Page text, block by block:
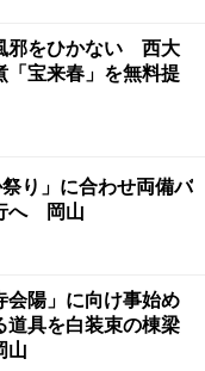
邪をひかない 西大
「宝来春」を無料提
り」に合わせ両備バ
へ 岡山
会陽」に向け事始め
具を白装束の棟梁
山